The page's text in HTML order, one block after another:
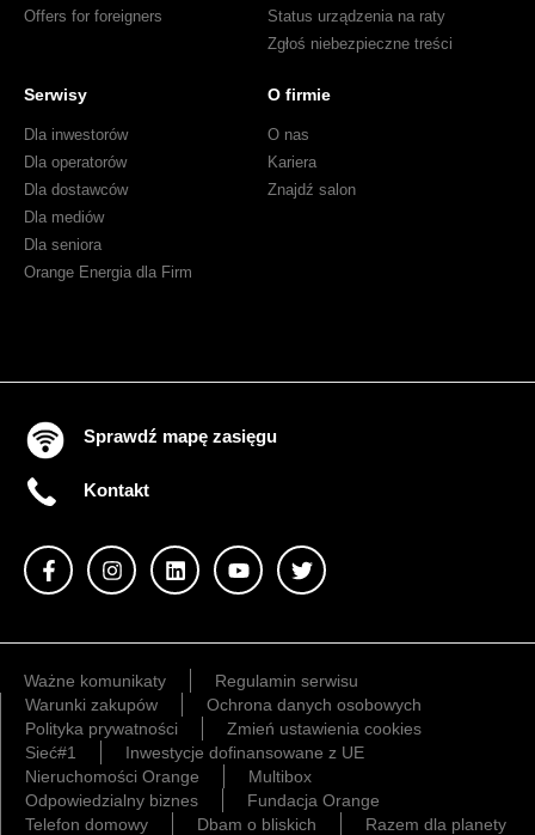
Offers for foreigners
Status urządzenia na raty
Zgłoś niebezpieczne treści
Serwisy
Dla inwestorów
Dla operatorów
Dla dostawców
Dla mediów
Dla seniora
Orange Energia dla Firm
O firmie
O nas
Kariera
Znajdź salon
Sprawdź mapę zasięgu
Kontakt
Ważne komunikaty
Regulamin serwisu
Warunki zakupów
Ochrona danych osobowych
Polityka prywatności
Zmień ustawienia cookies
Sieć#1
Inwestycje dofinansowane z UE
Nieruchomości Orange
Multibox
Odpowiedzialny biznes
Fundacja Orange
Telefon domowy
Dbam o bliskich Razem dla planety